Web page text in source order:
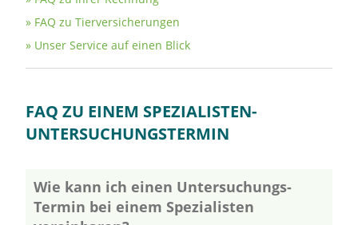
FAQ zu Tierversicherungen
Unser Service auf einen Blick
FAQ ZU EINEM SPEZIALISTEN-
UNTERSUCHUNGSTERMIN
Wie kann ich einen Untersuchungs-
Termin bei einem Spezialisten